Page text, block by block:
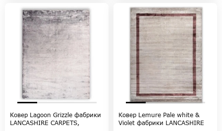
Ковер Lagoon Grizzle фабрики
LANCASHIRE CARPETS,
Ковер Lemure Pale white &
Violet фабрики LANCASHIRE